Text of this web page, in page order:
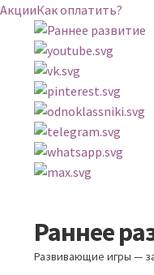
АкцииКак оплатить?
Перейти
к
навигации
Перейти
к
содержимому
Раннее
Развивающие игры —